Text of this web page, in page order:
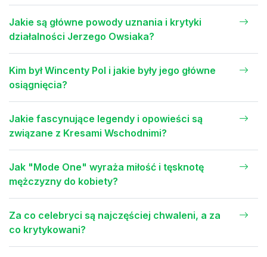
Jakie są główne powody uznania i krytyki
działalności Jerzego Owsiaka?
Kim był Wincenty Pol i jakie były jego główne
osiągnięcia?
Jakie fascynujące legendy i opowieści są
związane z Kresami Wschodnimi?
Jak "Mode One" wyraża miłość i tęsknotę
mężczyzny do kobiety?
Za co celebryci są najczęściej chwaleni, a za
co krytykowani?